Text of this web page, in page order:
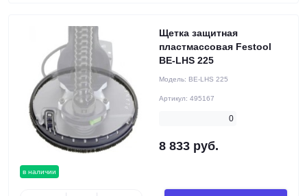
в наличии
Щетка защитная
пластмассовая Festool
BE-LHS 225
Модель: BE-LHS 225
Артикул: 495167
0
8 833 руб.